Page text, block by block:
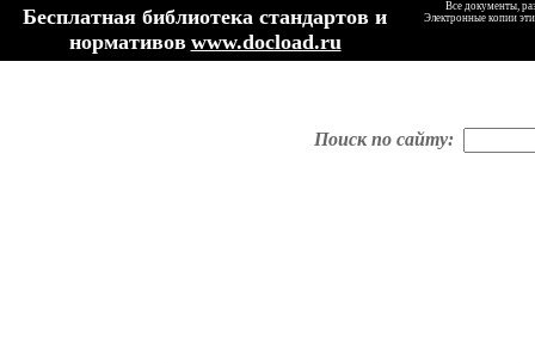
Бесплатная библиотека стандартов и
нормативов www.docload.ru
Все документы,
Электронные копии
Поиск по сайту: